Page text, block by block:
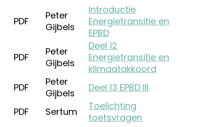
PDF
Peter
Gijbels
Introductie
Energietransitie en
EPBD
PDF
Peter
Gijbels
Deel 12
Energietransitie en
klimaatakkoord
PDF
Peter
Gijbels
Deel 13 EPBD III
PDF
Sertum
Toelichting
toetsvragen